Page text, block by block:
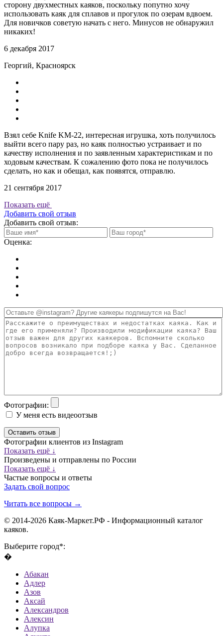
сторону двухместных каяков, поскольку попутно хочу
использовать каяк для сплавов и прогулок по озерам вдвоем.
Для новичков советую начать с него. Минусов не обнаружил
никаких!
6 декабря 2017
Георгий, Красноярск
Взял себе Knife KM-22, интересная игрушка, хоть получилось
выйти всего пару раз, но каяк полностью устраивает и по
качеству исполнения и по заявленным характеристикам и по
ходовым качествам. К сожалению фото пока не получилось
сделать, но как и обещал, как появятся, отправлю.
21 сентября 2017
Показать ещё
Добавить свой отзыв
Добавить свой отзыв:
Оценка:
Фотографии:
У меня есть видеоотзыв
Оставить отзыв
Фотографии клиентов из Instagram
Показать ещё ↓
Произведены и отправлены по России
Показать ещё ↓
Частые вопросы и ответы
Задать свой вопрос
Читать все вопросы →
© 2014-2026 Каяк-Маркет.РФ - Информационный каталог
каяков.
Выберите город*:
�
Абакан
Адлер
Азов
Аксай
Александров
Алексин
Алупка